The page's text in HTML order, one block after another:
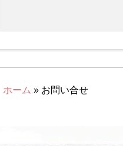
ホーム » お問い合せ